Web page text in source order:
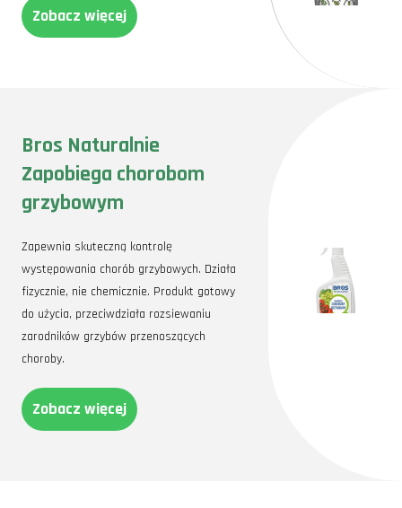
Zobacz więcej
Bros Naturalnie
Zapobiega chorobom
grzybowym
Zapewnia skuteczną kontrolę
występowania chorób grzybowych. Działa
fizycznie, nie chemicznie. Produkt gotowy
do użycia, przeciwdziała rozsiewaniu
zarodników grzybów przenoszących
choroby.
Zobacz więcej